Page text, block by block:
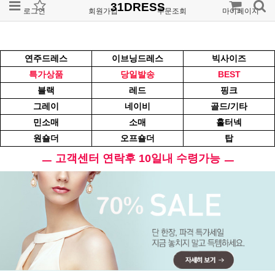
로그인 회원가입 주문조회 마이페이지
31DRESS
연주드레스 이브닝드레스
빅사이즈
특가상품
당일발송
BEST
블랙
레드
핑크
그레이
네이비
골드/기타
민소매
소매
홀터넥
원숄더
오프숄더 탑
ㅡ 고객센터 연락후 10일내 수령가능 ㅡ